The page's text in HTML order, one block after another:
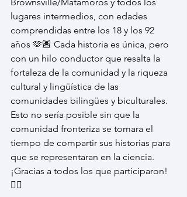
Brownsville/Matamoros y todos los
lugares intermedios, con edades
comprendidas entre los 18 y los 92
años 🫶🏽 Cada historia es única, pero
con un hilo conductor que resalta la
fortaleza de la comunidad y la riqueza
cultural y lingüística de las
comunidades bilingües y biculturales.
Esto no sería posible sin que la
comunidad fronteriza se tomara el
tiempo de compartir sus historias para
que se representaran en la ciencia.
¡Gracias a todos los que participaron!
✊🏽